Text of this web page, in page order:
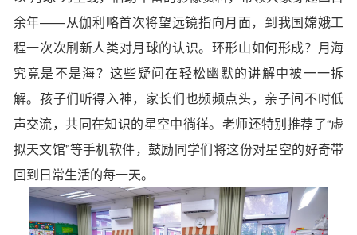
余年——从伽利略首次将望远镜指向月面，到我国嫦娥工
程一次次刷新人类对月球的认识。环形山如何形成？ 月海
究竟是不是海？这些疑问在轻松幽默的讲解中被一一拆
解。孩子们听得入神，家长们也频频点头，亲子间不时低
声交流，共同在知识的星空中徜徉。老师还特别推荐了“虚
拟天文馆”等手机软件，鼓励同学们将这份对星空的好奇带
回到日常生活的每一天。